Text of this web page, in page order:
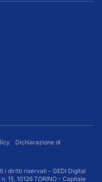
Dichiarazione di
i diritti riservati - GEDI Digital
15, 10126 TORINO - Capitale